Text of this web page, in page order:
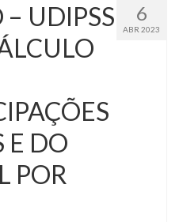
6
ABR 2023
UDIPSS
E DO
POR